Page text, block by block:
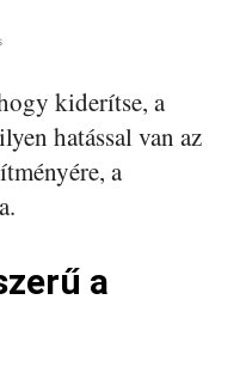
kiderítse, a
hatással van az
a
a